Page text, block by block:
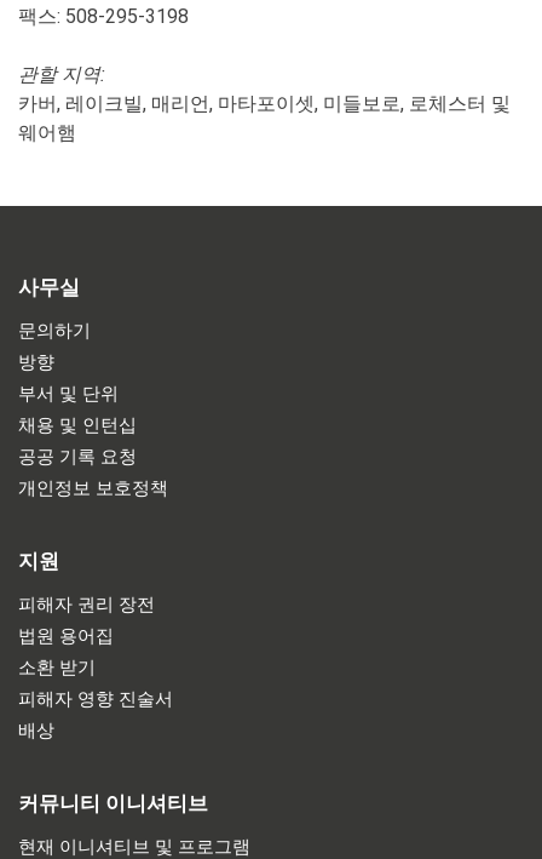
팩스: 508-295-3198
관할 지역:
카버, 레이크빌, 매리언, 마타포이셋, 미들보로, 로체스터 및
웨어햄
사무실
문의하기
방향
부서 및 단위
채용 및 인턴십
공공 기록 요청
개인정보 보호정책
지원
피해자 권리 장전
법원 용어집
소환 받기
피해자 영향 진술서
배상
커뮤니티 이니셔티브
현재 이니셔티브 및 프로그램